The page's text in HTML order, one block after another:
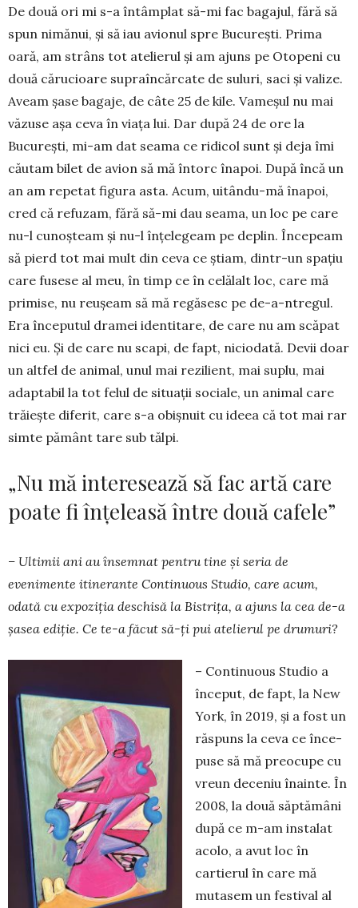
De două ori mi s-a în­tâm­plat să-mi fac baga­jul, fără să
spun nimă­nui, și să iau avionul spre Bu­cu­rești. Prima
oară, am strâns tot atelierul și am ajuns pe Otopeni cu
două cărucioare supraîncărcate de suluri, saci și valize.
Aveam șase baga­je, de câte 25 de kile. Vameșul nu mai
vă­zu­se așa ceva în viața lui. Dar după 24 de ore la
București, mi-am dat seama ce ridi­col sunt și deja îmi
căutam bi­let de avion să mă în­torc îna­poi. După încă un
an am repetat figu­ra asta. Acum, uitân­du-mă îna­poi,
cred că refu­zam, fără să-mi dau sea­ma, un loc pe care
nu-l cunoșteam și nu-l înțele­geam pe de­plin. Începeam
să pierd tot mai mult din ceva ce știam, dintr-un spațiu
care fusese al meu, în timp ce în celălalt loc, care mă
primise, nu re­u­șeam să mă regă­sesc pe de-a-ntregul.
Era înce­pu­tul dramei identitare, de care nu am scăpat
nici eu. Și de care nu scapi, de fapt, niciodată. Devii doar
un altfel de animal, unul mai rezilient, mai suplu, mai
adaptabil la tot felul de situații sociale, un animal care
trăiește diferit, care s-a obișnuit cu ideea că tot mai rar
simte pământ tare sub tălpi.
„Nu mă interesează să fac artă care
poate fi înțeleasă între două cafele”
– Ultimii ani au însemnat pentru tine și seria de
evenimente itinerante Continuous Studio, care acum,
odată cu expoziția deschisă la Bistrița, a ajuns la cea de-a
șasea ediție. Ce te-a făcut să-ți pui atelierul pe drumuri?
– Continuous Studio a
început, de fapt, la New
York, în 2019, și a fost un
răspuns la ceva ce înce­
pu­­­se să mă preocupe cu
vreun deceniu înainte. În
2008, la două săptămâni
după ce m-am instalat
aco­lo, a avut loc în
cartierul în care mă
mutasem un fes­tival al